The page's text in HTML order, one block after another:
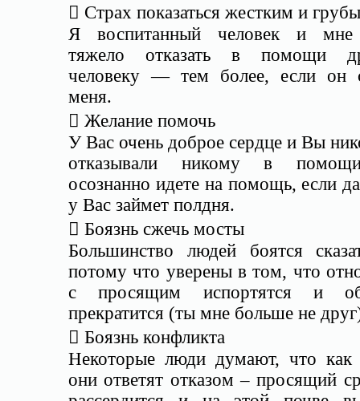
 Страх показаться жестким и
Я воспитанный человек и мне
тяжело отказать в помощи
человеку — тем более, если он
меня.
 Желание помочь
У Вас очень доброе сердце и Вы
отказывали никому в
осознанно идете на помощь, если
у Вас займет полдня.
 Боязнь сжечь мосты
Большинство людей боятся
потому что уверены в том, что
с просящим испортятся и
прекратится (ты мне больше не
 Боязнь конфликта
Некоторые люди думают, что как
они ответят отказом – просящий